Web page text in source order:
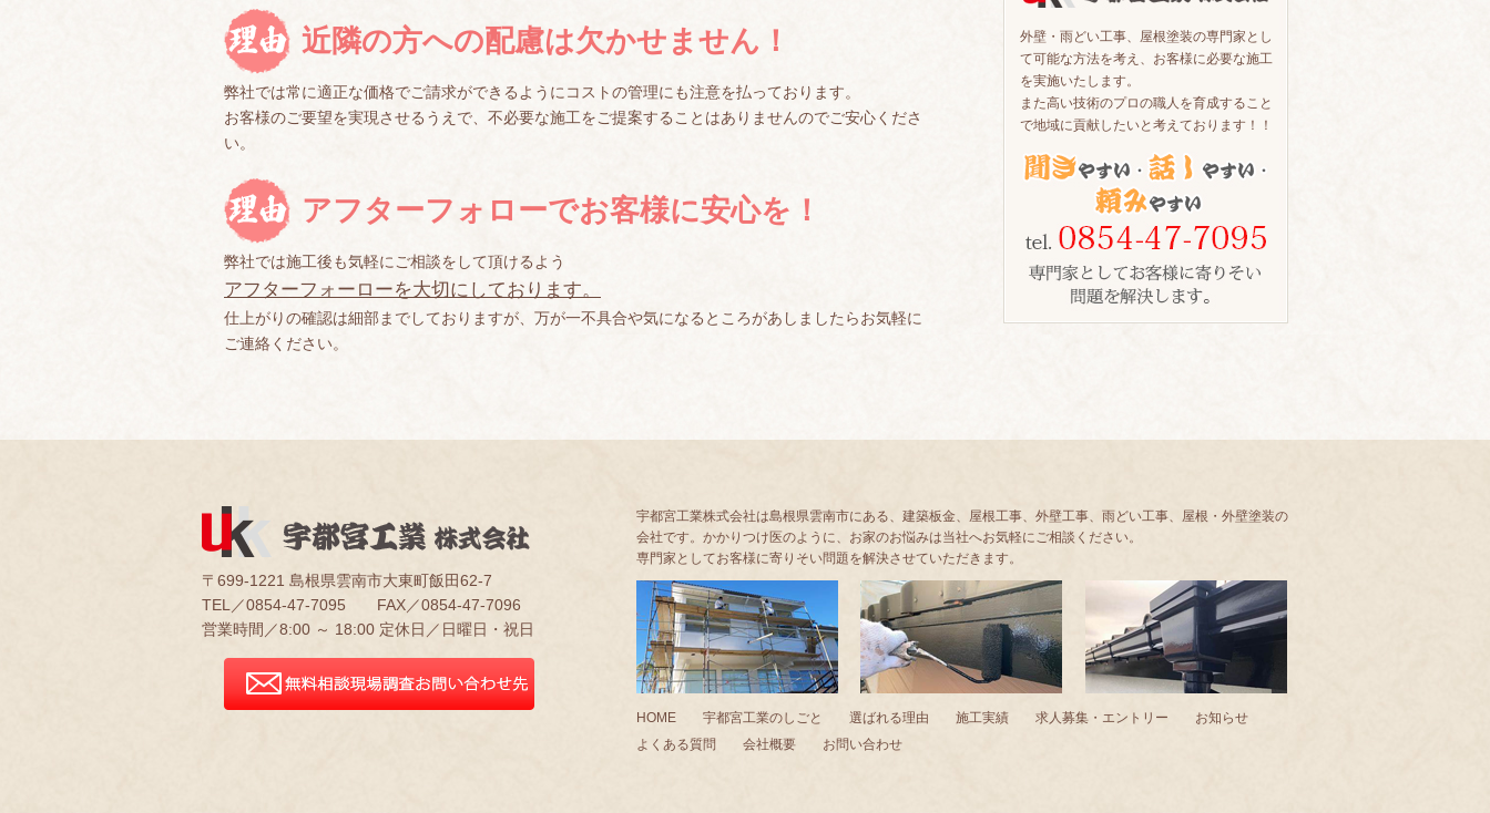
近隣の方への配慮は欠かせません！
弊社では常に適正な価格でご請求ができるようにコストの管理にも注意を払っております。
お客様のご要望を実現させるうえで、不必要な施工をご提案することはありませんのでご安心くださ
い。
アフターフォローでお客様に安心を！
弊社では施工後も気軽にご相談をして頂けるよう
アフターフォーローを大切にしております。
仕上がりの確認は細部までしておりますが、万が一不具合や気になるところがあしましたらお気軽に
ご連絡ください。
外壁・雨どい工事、屋根塗装の専門家とし
て可能な方法を考え、お客様に必要な施工
を実施いたします。
また高い技術のプロの職人を育成すること
で地域に貢献したいと考えております！！
〒699-1221 島根県雲南市大東町飯田62-7
TEL／0854-47-7095 FAX／0854-47-7096
営業時間／8:00 ～ 18:00 定休日／日曜日・祝日
宇都宮工業株式会社は島根県雲南市にある、建築板金、屋根工事、外壁工事、雨どい工事、屋根・外壁塗装の
会社です。かかりつけ医のように、お家のお悩みは当社へお気軽にご相談ください。
専門家としてお客様に寄りそい問題を解決させていただきます。
HOME 宇都宮工業のしごと 選ばれる理由 施工実績 求人募集・エントリー
お知らせ
よくある質問
会社概要 お問い合わせ